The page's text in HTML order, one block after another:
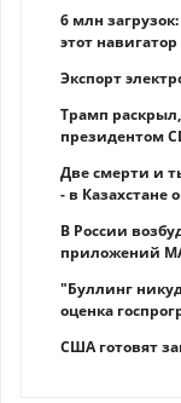
6 млн
этот
Экспорт
Трамп
президентом
Две смерти и
- в
В России
приложений
"Буллинг
оценка
США готовят